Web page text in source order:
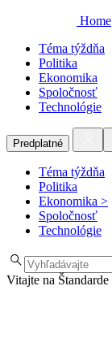
Home
Téma týždňa
Politika
Ekonomika
Spoločnosť
Technológie
Predplatné
Téma týždňa
Politika
Ekonomika >
Spoločnosť
Technológie
Vitajte na Štandarde